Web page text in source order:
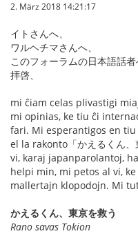
2. März 2018 14:21:17
イトさんへ、
ワルヘチマさんへ、
このフォーラムの日本語話者
拝啓、
mi ĉiam celas plivastigi
mi opinias, ke tiu ĉi
fari. Mi esperantigos en
el la rakonto「かえるくん
vi, karaj japanparolantoj,
helpi min, mi petos al vi,
mallertajn klopodojn. Mi
かえるくん、東京を救う
Rano savas Tokion